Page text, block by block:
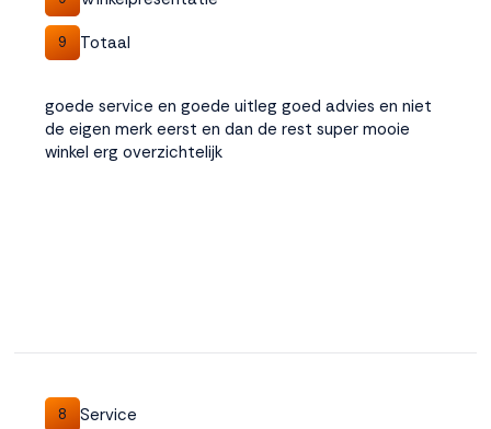
9 Totaal
goede service en goede uitleg goed advies en niet
de eigen merk eerst en dan de rest super mooie
winkel erg overzichtelijk
8 Service